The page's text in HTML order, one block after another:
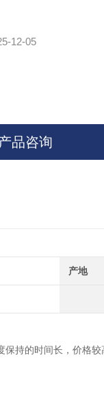
12-05
品咨询
产地
保持的时间长，价格